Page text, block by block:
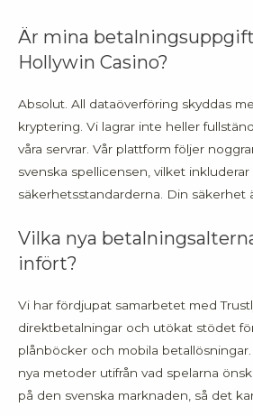
Är mina
Hollywin Casino?
Absolut. All dataöverföring skyddas
kryptering. Vi lagrar inte heller
våra servrar. Vår plattform följer
svenska spellicensen, vilket
säkerhetsstandarderna. Din säkerhet
Vilka nya
infört?
Vi har fördjupat samarbetet med
direktbetalningar och utökat stödet
plånböcker och mobila
nya metoder utifrån vad spelarna
på den svenska marknaden, så det